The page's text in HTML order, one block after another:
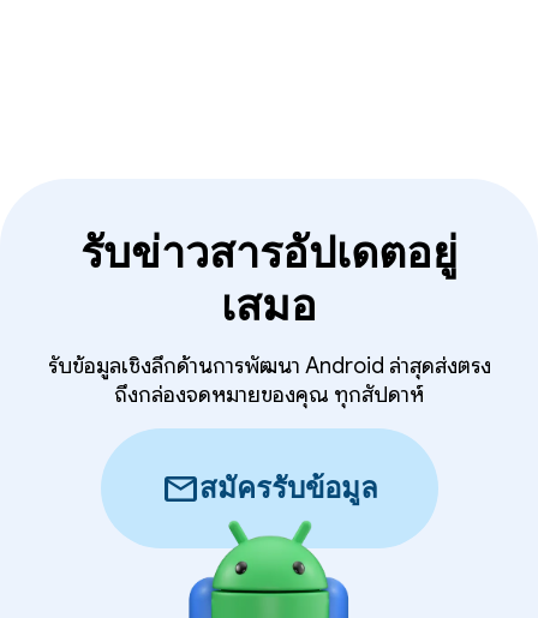
รับข่าวสารอัปเดตอยู่
เสมอ
รับข้อมูลเชิงลึกด้านการพัฒนา Android ล่าสุดส่งตรง
ถึงกล่องจดหมายของคุณ ทุกสัปดาห์
mailสมัครรับข้อมูล